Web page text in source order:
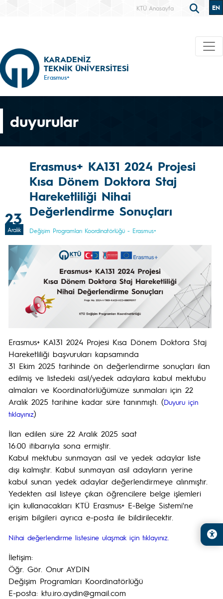
KTÜ Anasayfa EN
KARADENİZ
TEKNİK ÜNİVERSİTESİ
Erasmus+
duyurular
23
Aralık
Erasmus+ KA131 2024 Projesi
Kısa Dönem Doktora Staj
Hareketliliği Nihai
Değerlendirme Sonuçları
Değişim Programları Koordinatörlüğü - Erasmus+
Erasmus+ KA131 2024 Projesi Kısa Dönem Doktora Staj
Hareketliliği başvuruları kapsamında
31 Ekim 2025 tarihinde ön değerlendirme sonuçları ilan
edilmiş ve listedeki asil/yedek adaylara kabul mektubu
almaları ve Koordinatörlüğümüze sunmaları için 22
Aralık 2025 tarihine kadar süre tanınmıştı. (Duyuru için
tıklayınız)
İlan edilen süre 22 Aralık 2025 saat
16:00 itibarıyla sona ermiştir.
Kabul mektubu sunmayan asil ve yedek adaylar liste
dışı kalmıştır. Kabul sunmayan asil adayların yerine
kabul sunan yedek adaylar değerlendirmeye alınmıştır.
Yedekten asil listeye çıkan öğrencilere belge işlemleri
için kullanacakları KTÜ Erasmus+ E-Belge Sistemi'ne
erişim bilgileri ayrıca e-posta ile bildirilecektir.
Nihai değerlendirme listesine ulaşmak için tıklayınız.
İletişim:
Öğr. Gör. Onur AYDIN
Değişim Programları Koordinatörlüğü
E-posta: ktu.iro.aydin@gmail.com